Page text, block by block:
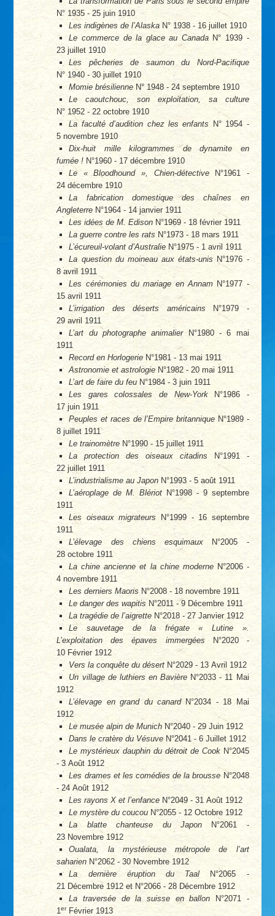
N° 1935 - 25 juin 1910
Les indigènes de l’AlaskaN° 1938 - 16 juillet 1910
Le commerce de la glace au CanadaN° 1939 -
23 juillet 1910
Les pêcheries de saumon du Nord-Pacifique
N° 1940 - 30 juillet 1910
Momie brésilienneN° 1948 - 24 septembre 1910
Le caoutchouc, son exploitation, sa culture
N° 1952 - 22 octobre 1910
La faculté d’audition chez les enfants N° 1954 -
5 novembre 1910
Dix-huit mille kilogrammes de dynamite en
fumée ! N°1960 - 17 décembre 1910
Le « Bloodhound », Chien-détectiveN°1961 -
24 décembre 1910
La fabrication domestique des chaînes en
Angleterre N°1964 - 14 janvier 1911
Les idées de M. Edison N°1969 - 18 février 1911
La guerre contre les rats N°1973 - 18 mars 1911
L’écureuil-volant d’Australie N°1975 - 1 avril 1911
La question du moineau aux états-unisN°1976 -
8 avril 1911
Les cérémonies du mariage en AnnamN°1977 -
15 avril 1911
L’irrigation des déserts américainsN°1979 -
29 avril 1911
L’art du photographe animalierN°1980 - 6 mai
1911
Record en HorlogerieN°1981 - 13 mai 1911
Astronomie et astrologieN°1982 - 20 mai 1911
L’art de faire du feu N°1984 - 3 juin 1911
Les gares colossales de New-YorkN°1986 -
17 juin 1911
Peuples et races de l’Empire britannique N°1989 -
8 juillet 1911
Le trainomètreN°1990 - 15 juillet 1911
La protection des oiseaux citadins N°1991 -
22 juillet 1911
L’industrialisme au Japon N°1993 - 5 août 1911
L’aéroplage de M. Blériot N°1998 - 9 septembre
1911
Les oiseaux migrateurs N°1999 - 16 septembre
1911
L’élevage des chiens esquimaux N°2005 -
28 octobre 1911
La chine ancienne et la chine moderneN°2006 -
4 novembre 1911
Les derniers MaorisN°2008 - 18 novembre 1911
Le danger des wapitisN°2011 - 9 Décembre 1911
La tragédie de l’aigrette N°2018 - 27 Janvier 1912
Le sauvetage de la frégate « Lutine ».
L’exploitation des épaves immergées N°2020 -
10 Février 1912
Vers la conquête du désert N°2029 - 13 Avril 1912
Un village de luthiers en BavièreN°2033 - 11 Mai
1912
L’élevage en grand du canardN°2034 - 18 Mai
1912
Le musée alpin de MunichN°2040 - 29 Juin 1912
Dans le cratère du Vésuve N°2041 - 6 Juillet 1912
Le mystérieux dauphin du détroit de CookN°2045
- 3 Août 1912
Les drames et les comédies de la brousse N°2048
- 24 Août 1912
Les rayons X et l’enfance N°2049 - 31 Août 1912
Le mystère du coucou N°2055 - 12 Octobre 1912
La blatte chanteuse du JaponN°2061 -
23 Novembre 1912
Oualata, la mystérieuse métropole de l’art
saharien N°2062 - 30 Novembre 1912
La dernière éruption du Taal N°2065 -
21 Décembre 1912 et N°2066 - 28 Décembre 1912
La traversée de la suisse en ballonN°2071 -
1erFévrier 1913